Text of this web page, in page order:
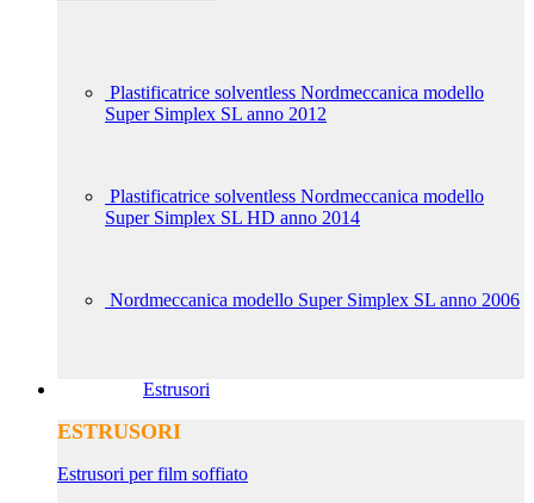
Plastificatrice solventless Nordmeccanica modello
Super Simplex SL anno 2012
Plastificatrice solventless Nordmeccanica modello
Super Simplex SL HD anno 2014
Nordmeccanica modello Super Simplex SL anno 2006
Estrusori
ESTRUSORI
Estrusori per film soffiato